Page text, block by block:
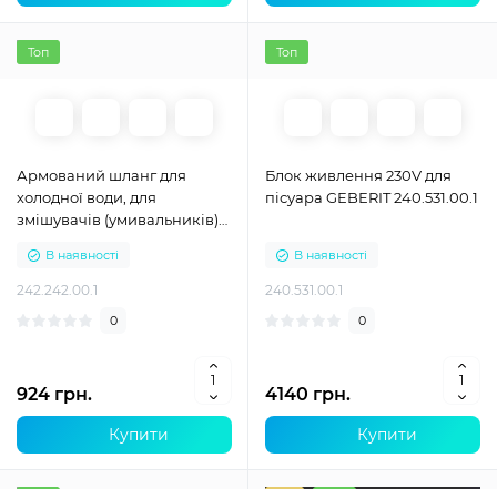
Топ
Армований шланг для
холодної води, для
змішувачів (умивальників)
242.242.00.1
В наявності
242.242.00.1
0
924 грн.
Купити
Топ
Блок живлення 230V для
пісуара GEBERIT 240.531.00.1
В наявності
240.531.00.1
0
4140 грн.
Купити